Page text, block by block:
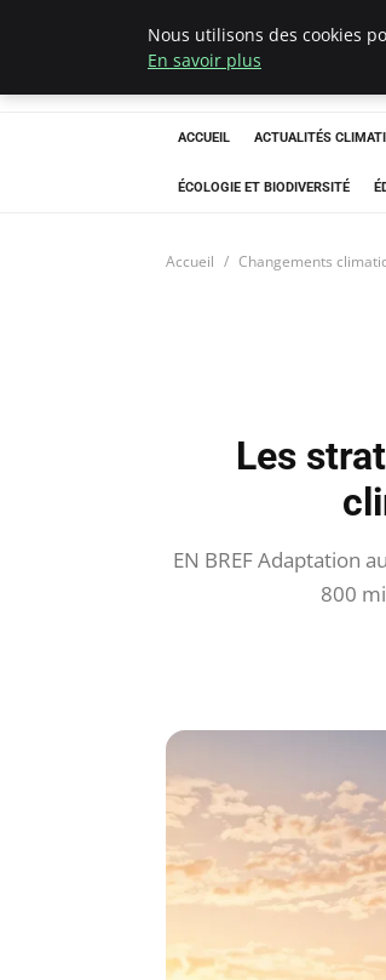
ACCUEIL ACTUALITÉS
ÉCOLOGIE ET BIODIVERSITÉ
Accueil Changements
Les
EN BREF Adaptation
800
Nous utilisons des cookies
En savoir plus